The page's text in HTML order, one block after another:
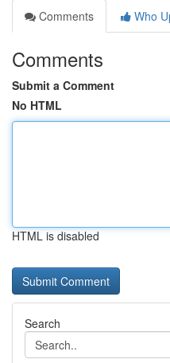
Comments
Who
Comments
Submit a Comment
No HTML
HTML is disabled
Search